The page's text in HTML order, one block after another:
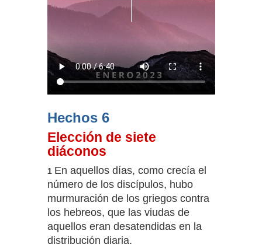
Hechos 6
Elección de siete
diáconos
1 En aquellos días, como crecía el
número de los discípulos, hubo
murmuración de los griegos contra
los hebreos, que las viudas de
aquellos eran desatendidas en la
distribución diaria.